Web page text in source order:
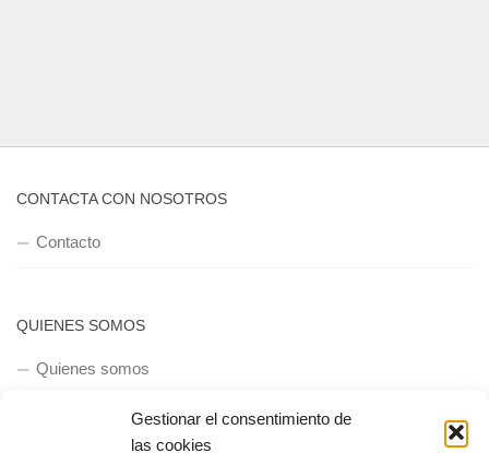
Gestionar el consentimiento de
las cookies
CONTACTA CON NOSOTROS
Contacto
QUIENES SOMOS
Quienes somos